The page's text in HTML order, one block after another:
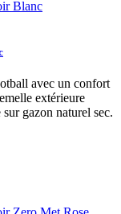
avec un confort
extérieure
gazon naturel sec.